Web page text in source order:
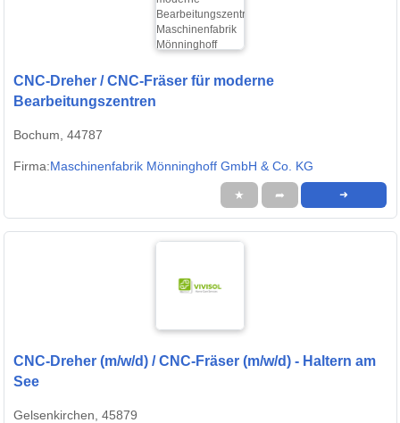
CNC-Dreher / CNC-Fräser für moderne
Bearbeitungszentren
Bochum, 44787
Firma:Maschinenfabrik Mönninghoff GmbH & Co. KG
★ ➦ ➜
CNC-Dreher (m/w/d) / CNC-Fräser (m/w/d) - Haltern am
See
Gelsenkirchen, 45879